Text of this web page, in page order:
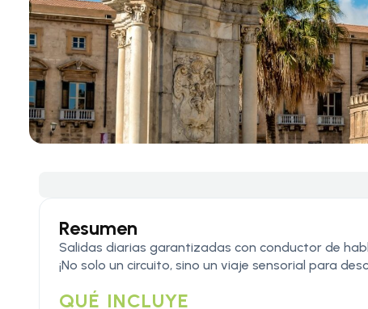
Resumen
Salidas diarias garantizadas con conductor de
¡No solo un circuito, sino un viaje sensorial para
QUÉ INCLUYE